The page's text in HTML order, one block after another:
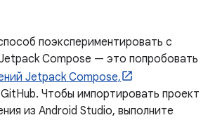
поэкспериментировать с
Compose — это попробовать
Jetpack Compose,
Чтобы импортировать проект
из Android Studio, выполните